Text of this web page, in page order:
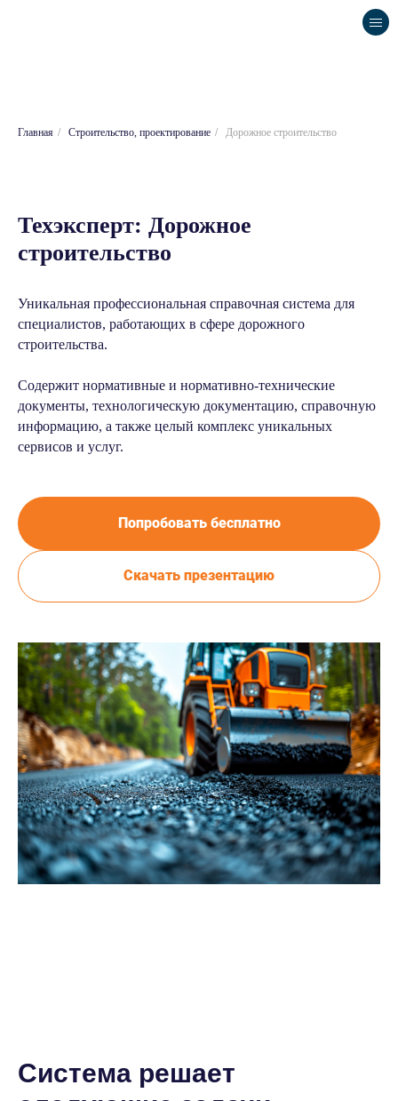
Главная / Строительство, проектирование / Дорожное строительство
Техэксперт: Дорожное
строительство
Уникальная профессиональная справочная система для
специалистов, работающих в сфере дорожного
строительства.
Содержит нормативные и нормативно-технические
документы, технологическую документацию, справочную
информацию, а также целый комплекс уникальных
сервисов и услуг.
Попробовать бесплатно
Скачать презентацию
Система решает